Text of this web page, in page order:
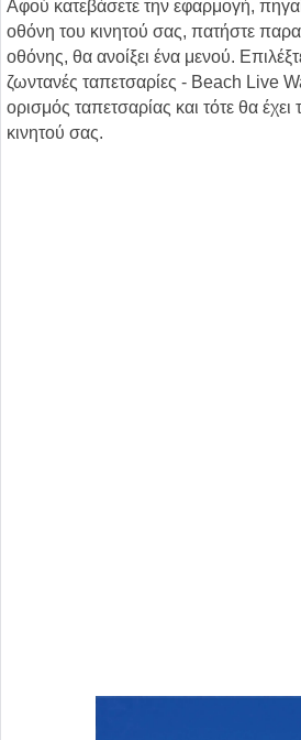
Αφού κατεβάσετε την εφαρμογή,
οθόνη του κινητού σας, πατήστε
οθόνης, θα ανοίξει ένα μενού.
ζωντανές ταπετσαρίες - Beach Live
ορισμός ταπετσαρίας και τότε θα έχει
κινητού σας.